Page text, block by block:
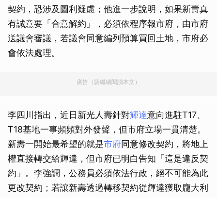
契約，恐涉及圖利疑慮；他進一步說明，如果新壽真
有誠意要「合意解約」，必須依程序報市府，由市府
送議會審議，若議會同意編列預算買回土地，市府必
會依法處理。
廣告（請繼續閱讀本文）
李四川指出，近日新光人壽針對輝達意向進駐T17、
T18基地一事頻頻對外發聲，但市府立場一貫清楚。
新壽一開始最希望的就是市府同意修改契約，將地上
權直接轉交給輝達，但市府已明白告知「這是違反契
約」。李強調，公務員必須依法行政，絕不可能為此
更改契約；若讓新壽透過轉移契約從輝達獲取龐大利